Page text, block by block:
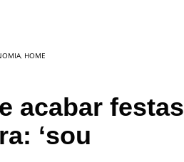
, HOME
acabar festas
‘sou